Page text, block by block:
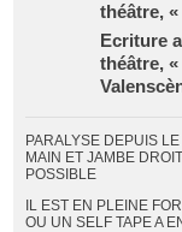
théâtre, «
Ecriture
théâtre,
PARALYSE DEPUIS
MAIN ET JAMBE
POSSIBLE
IL EST EN PLEINE
OU UN SELF TAPE A